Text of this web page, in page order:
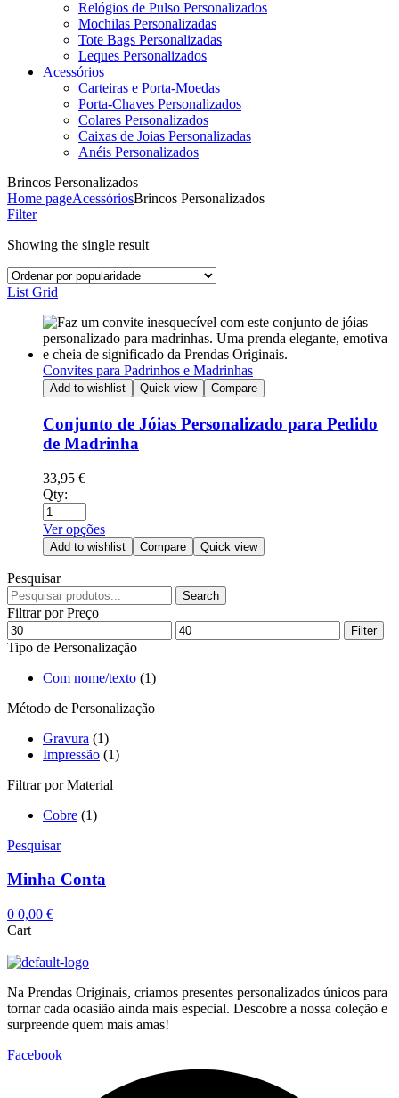
Relógios de Pulso Personalizados
Mochilas Personalizadas
Tote Bags Personalizadas
Leques Personalizados
Acessórios
Carteiras e Porta-Moedas
Porta-Chaves Personalizados
Colares Personalizados
Caixas de Joias Personalizadas
Anéis Personalizados
Brincos Personalizados
Home pageAcessóriosBrincos Personalizados
Filter
Showing the single result
List Grid
Convites para Padrinhos e Madrinhas
Add to wishlist Quick view Compare
Conjunto de Jóias Personalizado para Pedido
de Madrinha
33,95 €
Qty:
Ver opções
Add to wishlist Compare Quick view
Pesquisar
Search
for:
Search
Filtrar por Preço
Min
price
Max
price
Filter
Tipo de Personalização
Com nome/texto (1)
Método de Personalização
Gravura (1)
Impressão (1)
Filtrar por Material
Cobre (1)
Pesquisar
Minha Conta
0 0,00 €
Cart
Na Prendas Originais, criamos presentes personalizados únicos para
tornar cada ocasião ainda mais especial. Descobre a nossa coleção e
surpreende quem mais amas!
Facebook